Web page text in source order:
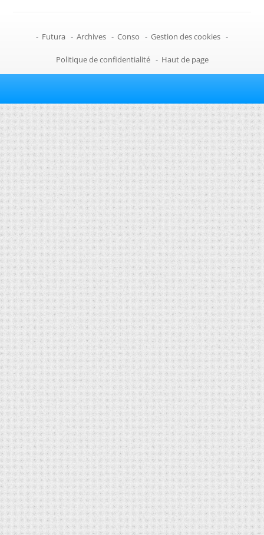
- Futura - Archives - Conso - Gestion des cookies -
Politique de confidentialité - Haut de page